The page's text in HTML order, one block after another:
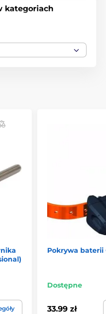
kategoriach
Pokrywa baterii
Dostępne
33.99 zł